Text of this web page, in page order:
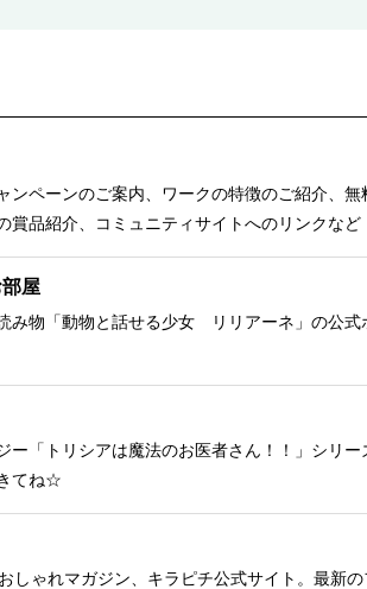
ンペーンのご案内、ワークの特徴のご紹介、
賞品紹介、コミュニティサイトへのリンクなど
屋
み物「動物と話せる少女 リリアーネ」の公
ー「トリシアは魔法のお医者さん！！」シリ
てね☆
しゃれマガジン、キラピチ公式サイト。最新